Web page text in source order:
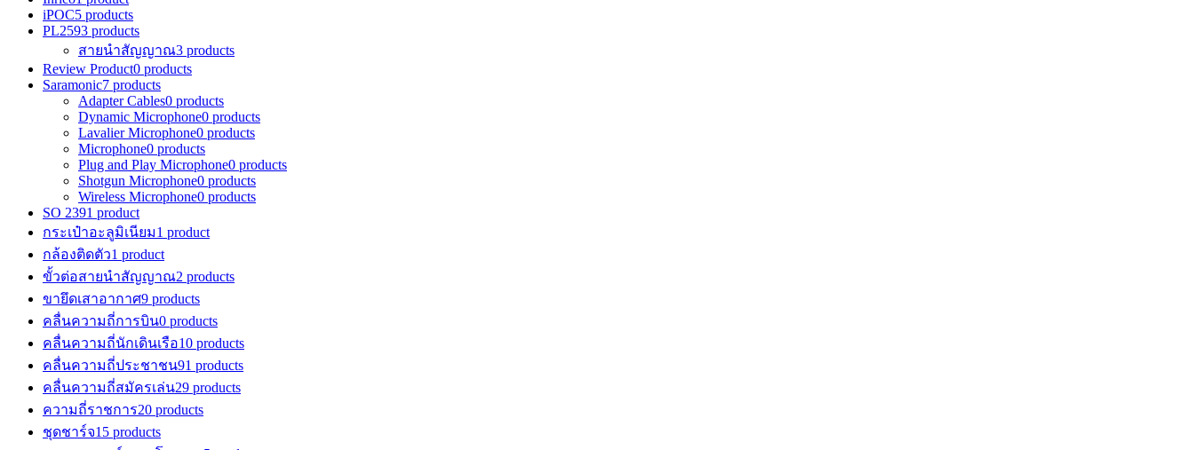
iPOC5 products
PL2593 products
สายนำสัญญาณ3 products
Review Product0 products
Saramonic7 products
Adapter Cables0 products
Dynamic Microphone0 products
Lavalier Microphone0 products
Microphone0 products
Plug and Play Microphone0 products
Shotgun Microphone0 products
Wireless Microphone0 products
SO 2391 product
กระเป๋าอะลูมิเนียม1 product
กล้องติดตัว1 product
ขั้วต่อสายนำสัญญาณ2 products
ขายึดเสาอากาศ9 products
คลื่นความถี่การบิน0 products
คลื่นความถี่นักเดินเรือ10 products
คลื่นความถี่ประชาชน91 products
คลื่นความถี่สมัครเล่น29 products
ความถี่ราชการ20 products
ชุดชาร์จ15 products